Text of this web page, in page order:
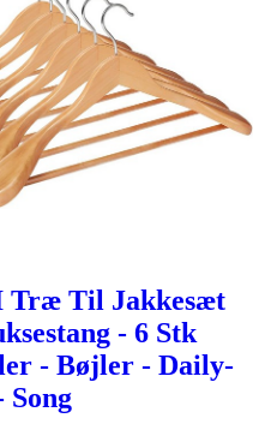
Træ Til Jakkesæt
- 6 Stk
- Bøjler - Daily-